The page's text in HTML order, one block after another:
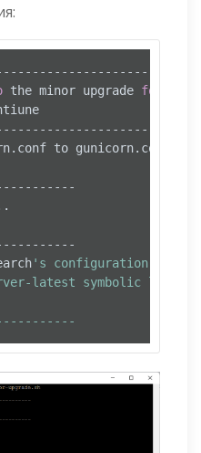
the minor upgrade for
to
's configuration file
latest symbolic link